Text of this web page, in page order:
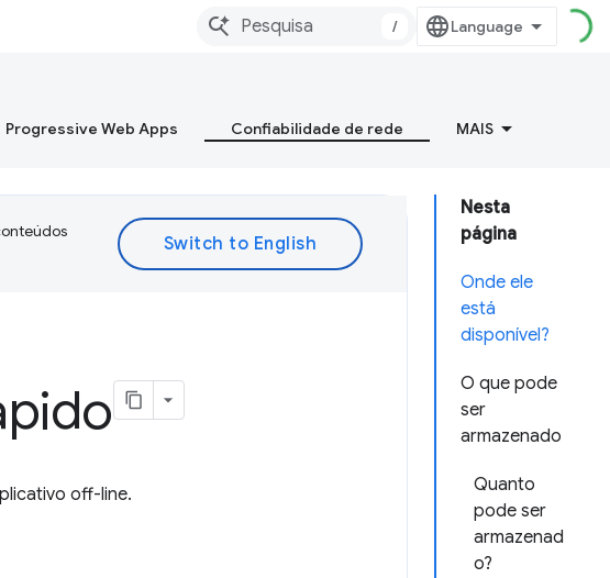
/
Progressive Web Apps Confiabilidade de rede MAIS
Nesta
página
Onde ele
está
disponível?
O que pode
ser
armazenado
Quanto
pode ser
armazenad
o?
off-line.